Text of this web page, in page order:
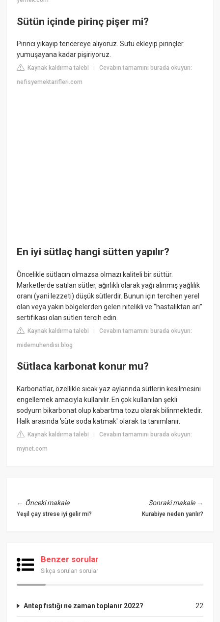
Sütün içinde pirinç pişer mi?
Pirinci yıkayıp tencereye alıyoruz. Sütü ekleyip pirinçler
yumuşayana kadar pişiriyoruz.
Kaynak kaldırma talebi |Cevabın tamamını burada okuyun:
nefisyemektarifleri.com
En iyi sütlaç hangi sütten yapılır?
Öncelikle sütlacın olmazsa olmazı kaliteli bir süttür.
Marketlerde satılan sütler, ağırlıklı olarak yağı alınmış yağlılık
oranı (yani lezzeti) düşük sütlerdir. Bunun için tercihen yerel
olan veya yakın bölgelerden gelen nitelikli ve “hastalıktan ari”
sertifikası olan sütleri tercih edin.
Kaynak kaldırma talebi |Cevabın tamamını burada okuyun:
midemuhendisi.blog
Sütlaca karbonat konur mu?
Karbonatlar, özellikle sıcak yaz aylarında sütlerin kesilmesini
engellemek amacıyla kullanılır. En çok kullanılan şekli
sodyum bikarbonat olup kabartma tozu olarak bilinmektedir.
Halk arasında 'süte soda katmak' olarak ta tanımlanır.
Kaynak kaldırma talebi |Cevabın tamamını burada okuyun:
mynet.com
← Önceki makale
Yeşil çay strese iyi gelir mi?
Sonraki makale→
Kurabiye neden yarılır?
Benzer sorular
Sıkça sorulan sorular
22
Antep fıstığı ne zaman toplanır 2022?